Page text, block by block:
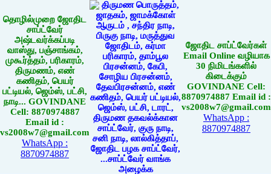
தொழில்முறை ஜோதிட
சாப்ட்வேர்
அஷ்டவர்க்கப்படி
வாஸ்து, பஞ்சாங்கம்,
முகூர்த்தம், பரிகாரம்,
திருமணம், எண்
கணிதம், பெயர்
பட்டியல், ஜெம்ஸ், பட்சி,
நாடி... GOVINDANE
Cell: 8870974887
Email id :
vs2008w7@gmail.com
WhatsApp :
8870974887
ஜோதிட சாப்ட்வேர்கள்
Email Online வழியாக
30 நிமிடங்களில்
கிடைக்கும்
GOVINDANE Cell:
8870974887 Email id :
vs2008w7@gmail.com
WhatsApp :
8870974887